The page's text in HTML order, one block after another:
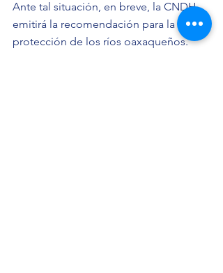
Ante tal situación, en breve, la CNDH
emitirá la recomendación para la
protección de los ríos oaxaqueños.